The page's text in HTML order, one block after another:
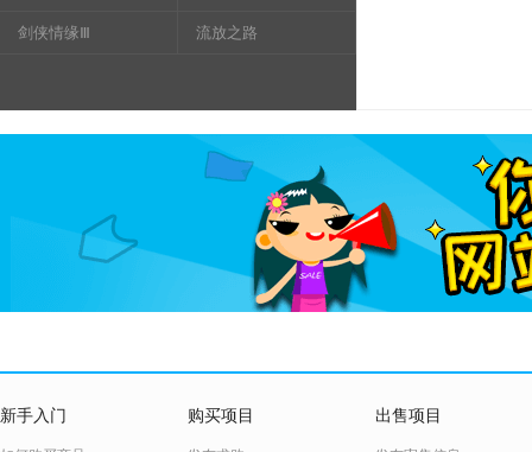
剑侠情缘Ⅲ 流放之路
新手入门 购买项目 出售项目